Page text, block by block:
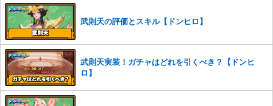
武則天の評価とスキル【ドンヒロ】
武則天実装！ガチャはどれを引くべき？【ドンヒ
ロ】